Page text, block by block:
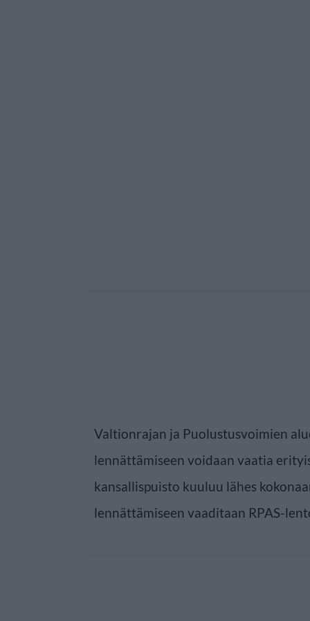
Valtionrajan ja Puolustusvoimien
lennättämiseen voidaan vaatia
kansallispuisto kuuluu lähes
lennättämiseen vaaditaan RPAS-